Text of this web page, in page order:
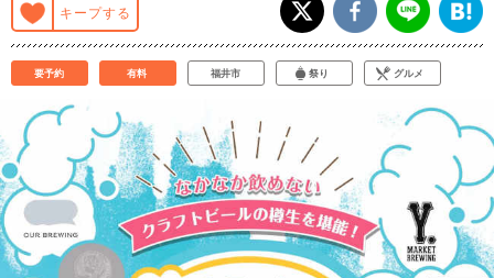
キープする
要予約 有料 福井市 祭り グルメ